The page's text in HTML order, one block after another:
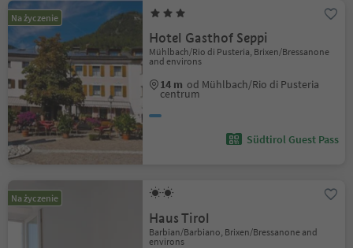
Na życzenie
Hotel Gasthof Seppi
Mühlbach/Rio di Pusteria, Brixen/Bressanone
and environs
14 m od Mühlbach/Rio di Pusteria
centrum
Südtirol Guest Pass
Na życzenie
Haus Tirol
Barbian/Barbiano, Brixen/Bressanone and
environs